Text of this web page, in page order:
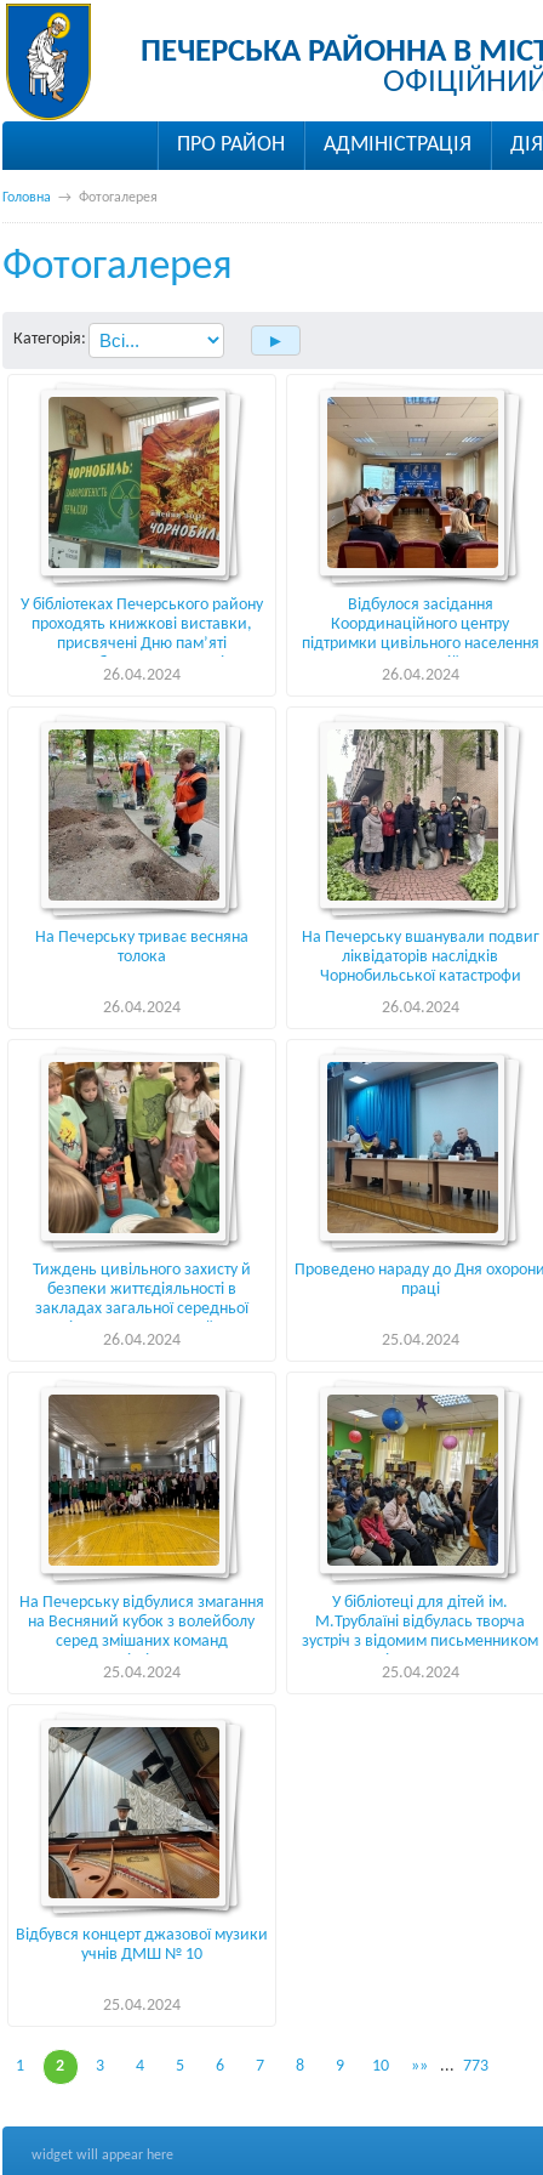
ПЕЧЕРСЬКА РАЙОННА В
ПРО РАЙОН АДМІНІСТРАЦІЯ
Головна → Фотогалерея
Фотогалерея
Категорія:
У бібліотеках Печерського району
проходять книжкові виставки,
присвячені Дню пам’яті
Чорнобильської трагедії
26.04.2024
Відбулося засідання
Координаційного центру
підтримки цивільного населення
при Печерській РДА
26.04.2024
На Печерську триває весняна
толока
26.04.2024
На Печерську вшанували подвиг
ліквідаторів наслідків
Чорнобильської катастрофи
26.04.2024
Тиждень цивільного захисту й
безпеки життєдіяльності в
закладах загальної середньої
освіти Печерського району
26.04.2024
Проведено нараду до Дня
праці
25.04.2024
На Печерську відбулися змагання
на Весняний кубок з волейболу
серед змішаних команд
закладів міста Києва
25.04.2024
У бібліотеці для дітей ім.
М.Трублаїні відбулась творча
зустріч з відомим письменником
25.04.2024
Відбувся концерт джазової музики
учнів ДМШ № 10
25.04.2024
1 2 3 4 5 6 7 8 9 10 »» ... 773
widget will appear here